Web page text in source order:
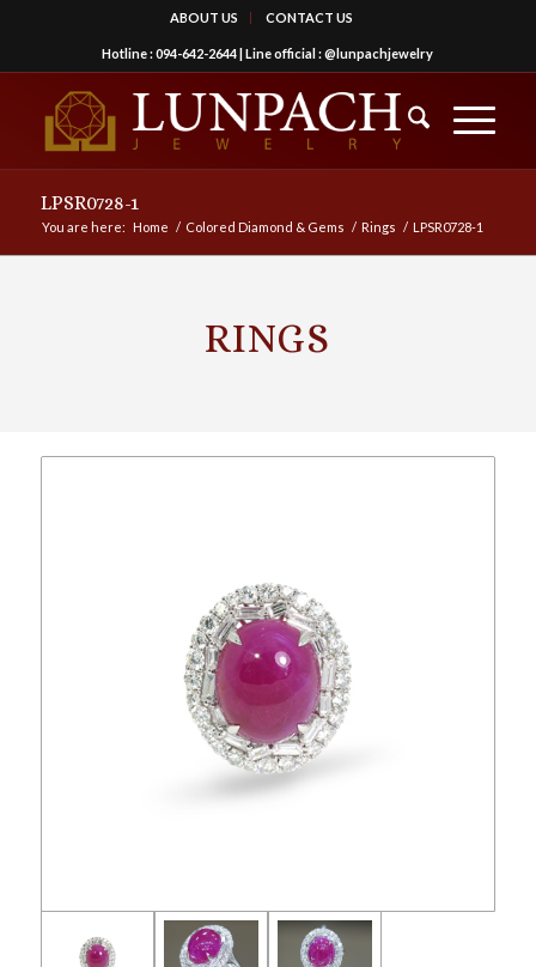
ABOUT US CONTACT US
Hotline :094-642-2644| Line official :@lunpachjewelry
LPSR0728-1
You are here: Home / Colored Diamond & Gems / Rings / LPSR0728-1
RINGS